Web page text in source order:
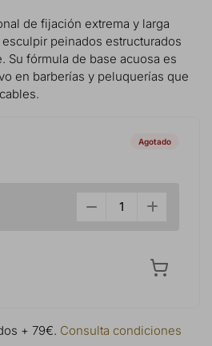
de fijación extrema y larga
peinados estructurados
Su fórmula de base acuosa es
en barberías y peluquerías que
Agotado
+ 79€. Consulta condiciones